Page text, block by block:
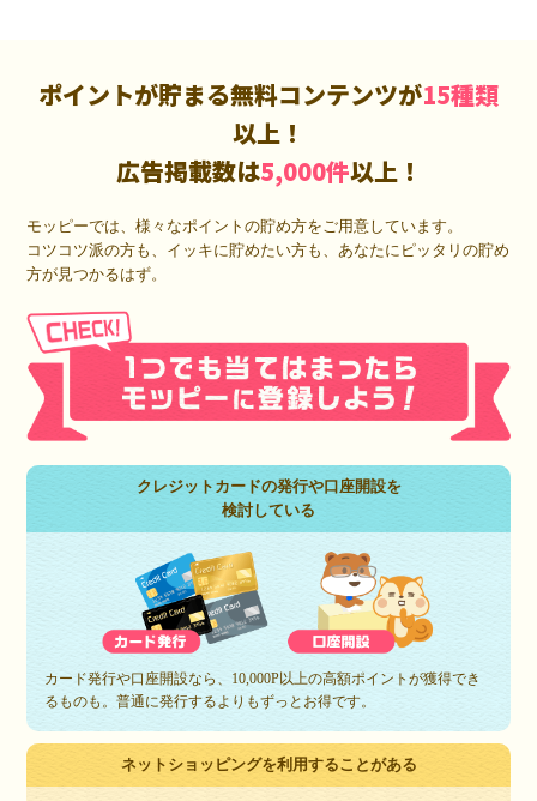
ポイントが貯まる無料コンテンツが15種類
以上！
広告掲載数は5,000件以上！
モッピーでは、様々なポイントの貯め方をご用意しています。
コツコツ派の方も、イッキに貯めたい方も、あなたにピッタリの貯め
方が見つかるはず。
クレジットカードの発行や口座開設を
検討している
カード発行や口座開設なら、10,000P以上の高額ポイントが獲得でき
るものも。普通に発行するよりもずっとお得です。
ネットショッピングを利用することがある